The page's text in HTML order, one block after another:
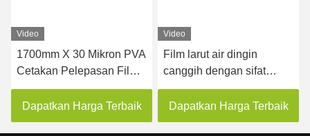
Video
1700mm X 30 Mikron PVA
Cetakan Pelepasan Film
Plastik Larut Air Untuk
Batu Kuarsa Artifisial
Dapatkan Harga Terbaik
Video
Film larut air dingin
canggih dengan sifat
pelepasan yang sangat
baik
Dapatkan Harga Terbaik